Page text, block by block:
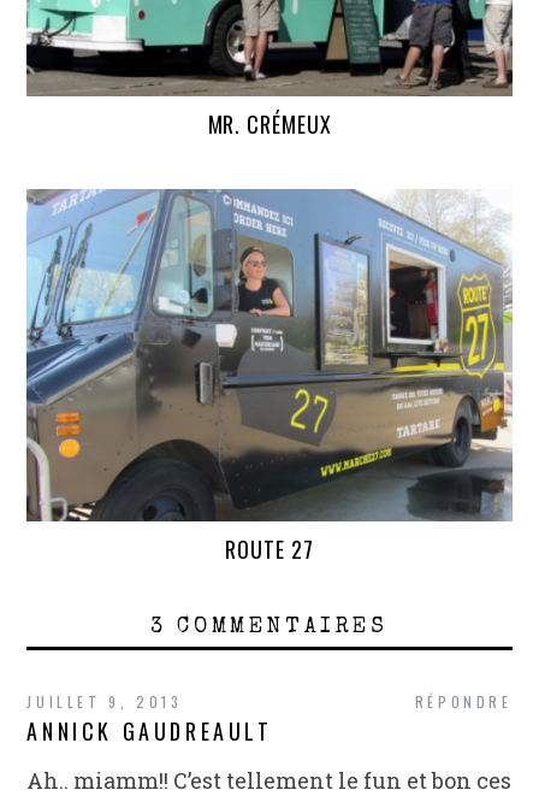
MR. CRÉMEUX
ROUTE 27
3 COMMENTAIRES
RÉPONDRE
JUILLET 9, 2013
ANNICK GAUDREAULT
Ah.. miamm!! C’est tellement le fun et bon ces